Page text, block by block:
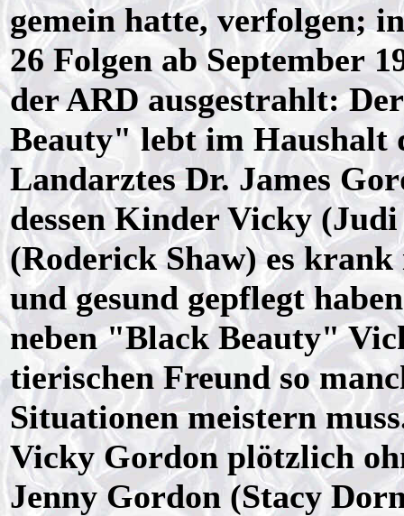
gemein hatte, verfolgen;
26 Folgen ab September
der ARD ausgestrahlt:
Beauty" lebt im Haushalt
Landarztes Dr. James
dessen Kinder Vicky
(Roderick Shaw) es
und gesund gepflegt
neben "Black Beauty"
tierischen Freund so
Situationen meistern
Vicky Gordon plötzlich
Jenny Gordon (Stacy